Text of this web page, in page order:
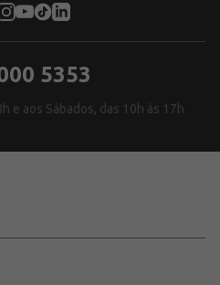
5353
e aos Sábados, das 10h às 17h